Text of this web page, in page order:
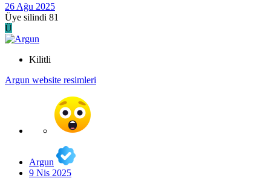
26 Ağu 2025
Üye silindi 81
Ü
Kilitli
Argun website resimleri
Argun
9 Nis 2025